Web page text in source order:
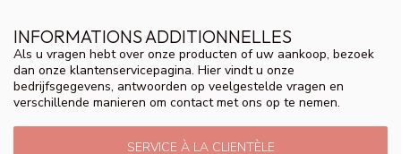
INFORMATIONS ADDITIONNELLES
Als u vragen hebt over onze producten of uw aankoop, bezoek
dan onze klantenservicepagina. Hier vindt u onze
bedrijfsgegevens, antwoorden op veelgestelde vragen en
verschillende manieren om contact met ons op te nemen.
SERVICE À LA CLIENTÈLE